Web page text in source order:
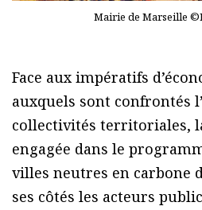
Mairie de Marseille
Face aux impératifs
auxquels sont confrontés
collectivités territoriales,
engagée dans le
villes neutres en carbone
ses côtés les acteurs